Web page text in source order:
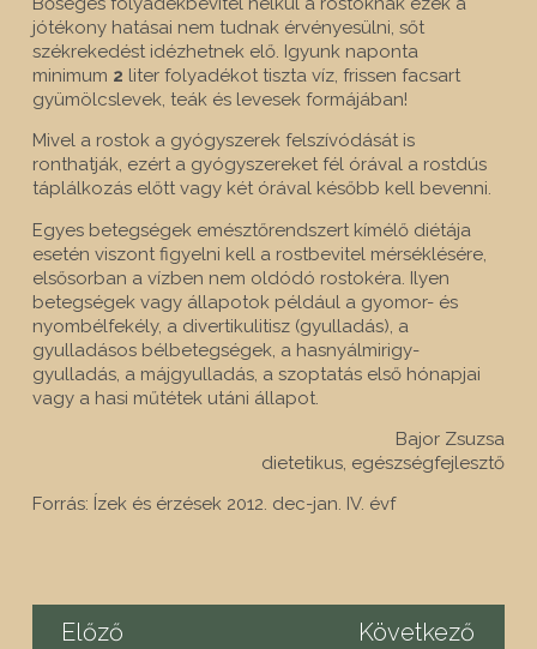
jóté­kony hatásai nem tudnak érvényesülni, sőt
székrekedést idézhetnek elő. Igyunk naponta
minimum 2 liter folyadé­kot tiszta víz, frissen facsart
gyümölcslevek, teák és leve­sek formájában!
Mivel a rostok a gyógyszerek felszívódását is
ronthatják, ezért a gyógyszereket fél órával a rostdús
táplálkozás előtt vagy két órával később kell bevenni.
Egyes betegségek emésztőrendszert kímélő diétája
esetén viszont figyelni kell a rostbevitel mérséklésére,
elsősorban a vízben nem oldódó rostokéra. Ilyen
betegségek vagy álla­potok például a gyomor- és
nyombélfekély, a divertikulitisz (gyulladás), a
gyulladásos bélbetegségek, a hasnyálmirigy-
gyulladás, a májgyulladás, a szoptatás első hónapjai
vagy a hasi műtétek utáni állapot.
Bajor Zsuzsa
dietetikus, egészségfejlesztő
Forrás: Ízek és érzések 2012. dec-jan. IV. évf
Előző Következő